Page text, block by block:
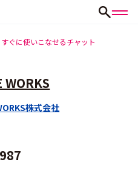
ぐに使いこなせるチャット
WORKS
株式会社
987